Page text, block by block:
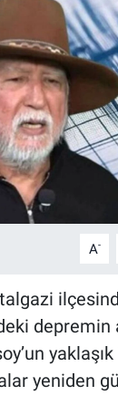
A-
depremin
yeniden